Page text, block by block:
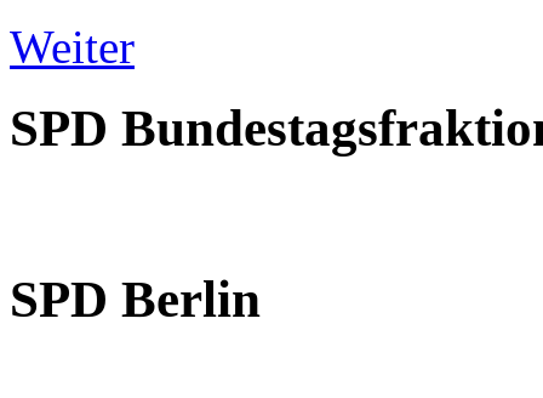
Weiter
SPD
SPD Berlin